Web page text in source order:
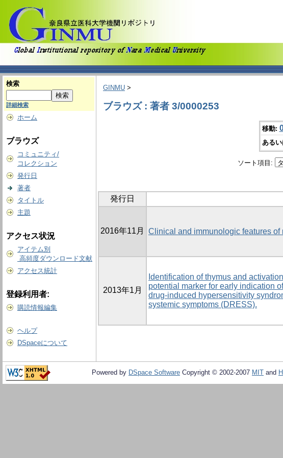
検索
詳細検索
ホーム
ブラウズ
コミュニティ/
コレクション
発行日
著者
タイトル
主題
アクセス状況
アイテム別
高頻度ダウンロード文献
アクセス統計
登録利用者:
購読情報編集
ヘルプ
DSpaceについて
GINMU >
ブラウズ : 著者 3/0000253
移動:
ある
ソート項目:
発行日
2016年11月 Clinical and immunologic features of
2013年1月
Identification of thymus and
potential marker for early indication
drug-induced hypersensitivity
systemic symptoms (DRESS).
Powered by DSpace Software Copyright © 2002-2007 MIT and